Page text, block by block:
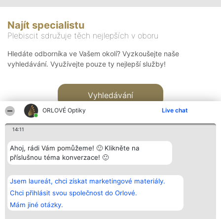
ORLOVÉ Optiky Live chat
14:11
Ahoj, rádi Vám pomůžeme! 🙂 Klikněte na
příslušnou téma konverzace! 🙂
Jsem laureát, chci získat marketingové materiály.
Chci přihlásit svou společnost do Orlové.
Mám jiné otázky.
Najít specialistu
Plebiscit sdružuje těch nejlepších v oboru
Hledáte odborníka ve Vašem okolí? Vyzkoušejte naše
vyhledávání. Využívejte pouze ty nejlepší služby!
Vyhledávání
Bright Side Solutions sp. z o.
o. sp. k.
ul. Ruska 22
Wrocław 50-079
KRS 0000749100 | Regon
381313360 | NIP 8943132676
Vítězové
Seznam všech
laureátů
Zásady
Zásady
Kontakt